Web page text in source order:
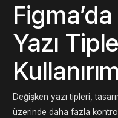
Yazı
Değişken yazı tipleri,
üzerinde daha fazla